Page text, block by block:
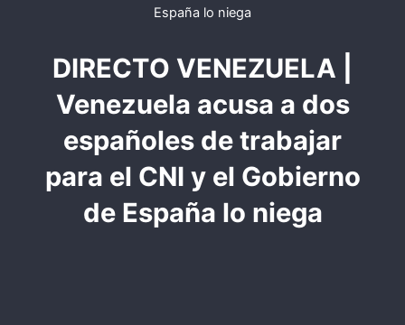
DIRECTO VENEZUELA |
Venezuela acusa a dos
españoles de trabajar
para el CNI y el Gobierno
de España lo niega